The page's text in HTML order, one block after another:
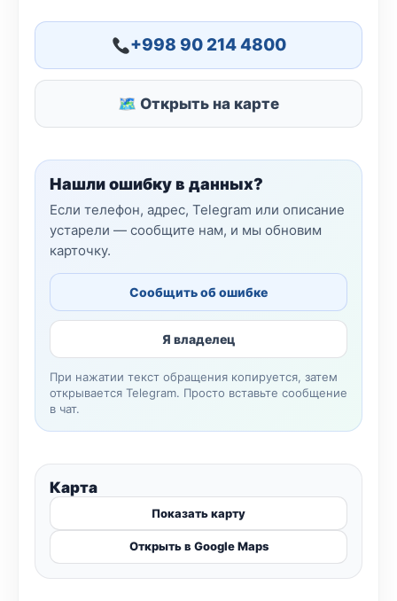
+998 90 214 4800
🗺 Открыть на карте
Нашли ошибку в данных?
Если телефон, адрес, Telegram или описание
устарели — сообщите нам, и мы обновим
карточку.
Сообщить об ошибке
Я владелец
При нажатии текст обращения копируется, затем
открывается Telegram. Просто вставьте сообщение
в чат.
Карта
Показать карту
Открыть в Google Maps